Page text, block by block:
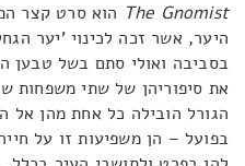
The Gnomist הוא סרט קצר
היער, אשר זכה לכינוי 'יער
בסביבה ואולי סתם בשל טבען
את סיפוריהן של שתי משפחות
הגורל הובילה כל אחת מהן אל
בפועל – הן משפיעות זו על